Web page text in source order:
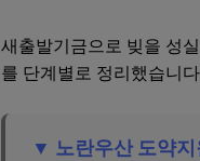
새출발기금으로 빚을 성
를 단계별로 정리했습니
▼ 노란우산 도약